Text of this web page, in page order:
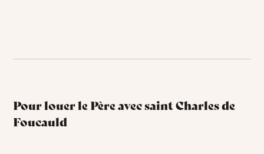
Pour louer le Père avec saint Charles de
Foucauld